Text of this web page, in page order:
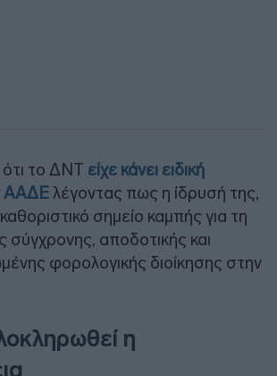
ότι το ΔΝΤ είχε κάνει ειδική
ΑΑΔΕλέγοντας πως η ίδρυσή της,
σημείο καμπής για τη
σύγχρονης, αποδοτικής και
φορολογικής διοίκησης στην
η